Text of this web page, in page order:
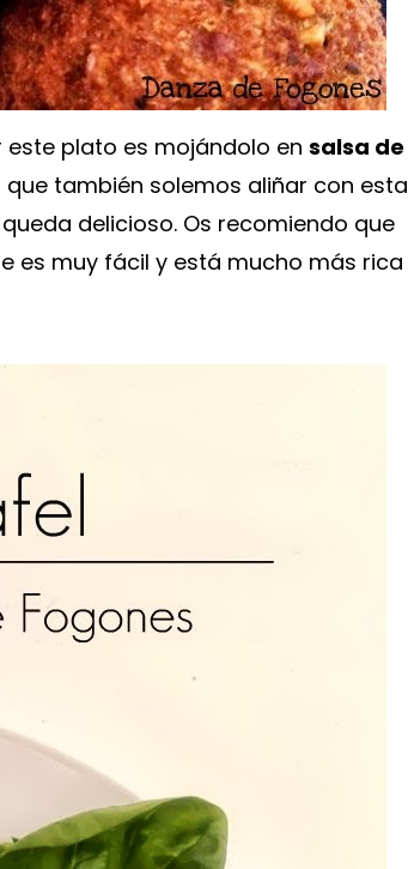
plato es mojándolo en salsa de
también solemos aliñar con esta
delicioso. Os recomiendo que
es muy fácil y está mucho más rica